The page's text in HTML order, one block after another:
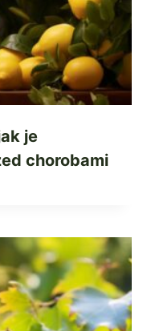
je
chorobami